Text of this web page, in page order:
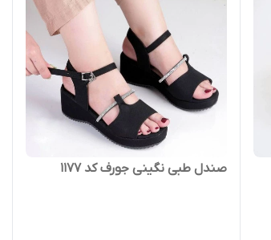
صندل طبی نگینی جورف کد 1177